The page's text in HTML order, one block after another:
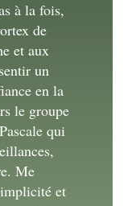
à la fois,
de
et aux
un
en la
le groupe
qui
Me
et